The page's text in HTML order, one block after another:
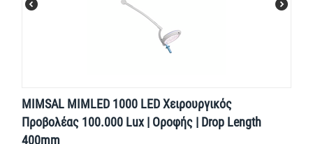
MIMSAL MIMLED 1000 LED Χειρουργικός
Προβολέας 100.000 Lux | Οροφής | Drop Length
400mm